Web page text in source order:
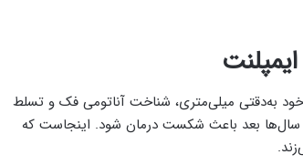
به‌دقتی میلی‌متری، شناخت آناتومی فک و تسلط
سال‌ها بعد باعث شکست درمان شود. اینجاست که